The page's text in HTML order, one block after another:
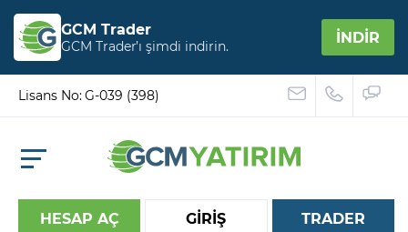
GCM Trader
GCM Trader’ı şimdi indirin. İNDİR
Lisans No: G-039 (398)
HESAP AÇ GİRİŞ TRADER